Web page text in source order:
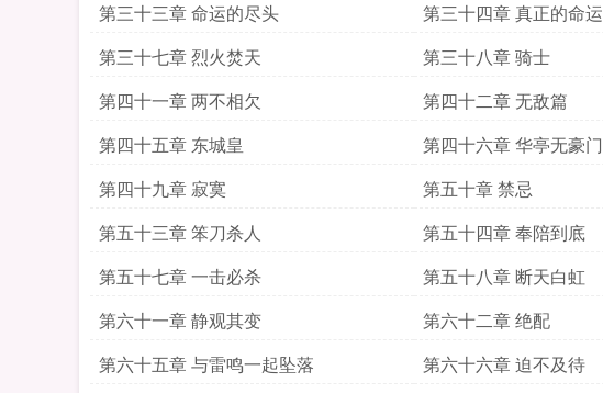
第三十三章 命运的尽头
第三十四章 真正的命运
第三十七章 烈火焚天
第三十八章 骑士
第四十一章 两不相欠
第四十二章 无敌篇
第四十五章 东城皇
第四十六章 华亭无豪门
第四十九章 寂寞
第五十章 禁忌
第五十三章 笨刀杀人
第五十四章 奉陪到底
第五十七章 一击必杀
第五十八章 断天白虹
第六十一章 静观其变
第六十二章 绝配
第六十五章 与雷鸣一起坠落
第六十六章 迫不及待